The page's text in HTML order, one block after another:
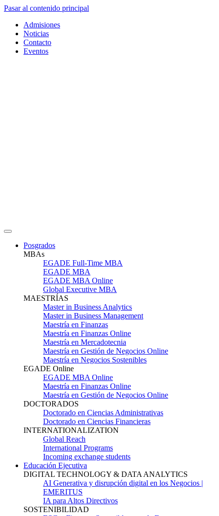
Pasar al contenido principal
Admisiones
Noticias
Contacto
Eventos
Posgrados
MBAs
EGADE Full-Time MBA
EGADE MBA
EGADE MBA Online
Global Executive MBA
MAESTRÍAS
Master in Business Analytics
Master in Business Management
Maestría en Finanzas
Maestría en Finanzas Online
Maestría en Mercadotecnia
Maestría en Gestión de Negocios Online
Maestría en Negocios Sostenibles
EGADE Online
EGADE MBA Online
Maestría en Finanzas Online
Maestría en Gestión de Negocios Online
DOCTORADOS
Doctorado en Ciencias Administrativas
Doctorado en Ciencias Financieras
INTERNATIONALIZATION
Global Reach
International Programs
Incoming exchange students
Educación Ejecutiva
DIGITAL TECHNOLOGY & DATA ANALYTICS
AI Generativa y disrupción digital en los Negocios |
EMERITUS
IA para Altos Directivos
SOSTENIBILIDAD